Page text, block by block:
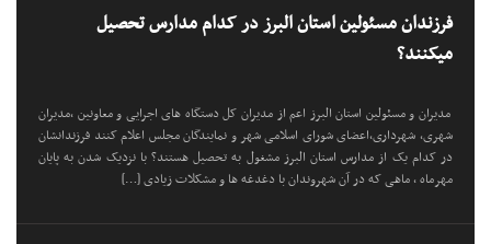
فرزندان مسئولین استان البرز در کدام مدارس تحصیل
میکنند؟
مدیران و مسئولین استان البرز اعم از مدیران کل دستگاه های اجرایی و معاونین ،مدیران
شهری، شهرداری،اعضای شورای اسلامی شهر و نمایندگان مجلس اعلام کنند فرزندانشان
در کدام یک از مدارس استان البرز مشغول به تحصیل هستند؟ با نزدیک شدن به پایان
مهرماه ، ماهی که در آن شهروندان با دغدغه ها و مشکلات زیادی […]